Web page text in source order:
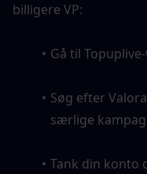
billigere VP:
Gå til
Søg efter
særlige
Tank din konto